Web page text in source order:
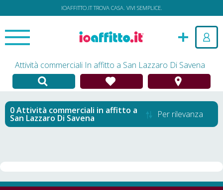
IOAFFITTO.IT TROVA CASA. VIVI SEMPLICE.
Attività commerciali In affitto a San Lazzaro Di Savena
Attività commerciali in affitto a
San Lazzaro Di Savena Per rilevanza